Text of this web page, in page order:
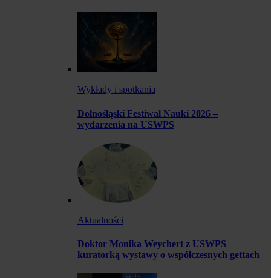
Wykłady i spotkania
Dolnośląski Festiwal Nauki 2026 –
wydarzenia na USWPS
Aktualności
Doktor Monika Weychert z USWPS
kuratorką wystawy o współczesnych gettach